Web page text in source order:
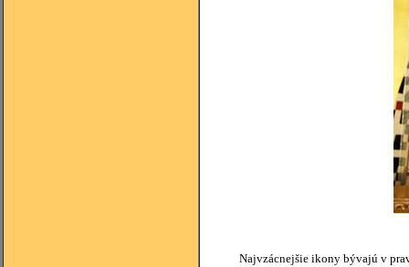
Najvzácnejšie ikony bývajú v